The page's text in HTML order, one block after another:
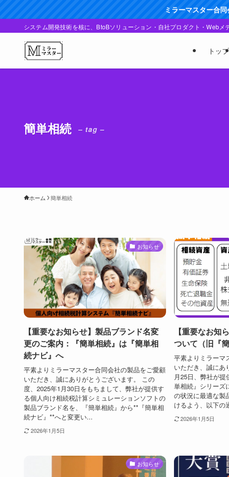
ミラーマスター合
システム開発技術を核に、BtoBソリューション・自社プロダクト・Webメ
トップ
簡単相続 – tag –
ホーム 簡単相続
お知らせ
【重要なお知らせ】製品ブランド名変
更のご案内：『簡単相続』は『簡単相
続ナビ』へ
平素よりミラーマスター合同会社の製品をご愛顧
いただき、誠にありがとうございます。 この
度、2025年1月30日をもちまして、弊社が提供す
る個人向け相続税計算シミュレーションソフトの
製品ブランド名を、『簡単相続』から**『簡単相
続ナビ』**へと変更い...
2026年1月5日
【重要なお知
ついて（旧『
平素よりミラーマ
いただき、誠にあ
月25日、弊社が
単相続』シリーズ
の状況に最適な製
けるよう、以下の
2026年1月5日
お知らせ